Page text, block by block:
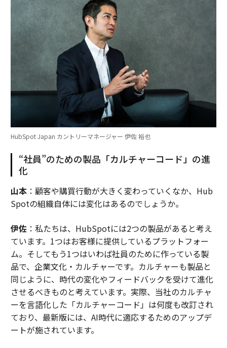
HubSpot Japan カントリーマネージャー 伊佐 裕也
“社員”のための製品「カルチャーコード」の進
化
山本：顧客や購買行動が大きく変わっていくなか、Hub
Spotの組織自体には変化はあるのでしょうか。
伊佐：私たちは、HubSpotには2つの製品があると考え
ています。1つはお客様に提供しているプラットフォー
ム。そしてもう1つはいわば社員のために作っている製
品で、企業文化・カルチャーです。カルチャーも製品と
同じように、時代の変化やフィードバックを受けて進化
させるべきものと考えています。実際、当社のカルチャ
ーを言語化した「カルチャーコード」は何度も改訂され
ており、最新版には、AI時代に適応するためのアップデ
ートが施されています。